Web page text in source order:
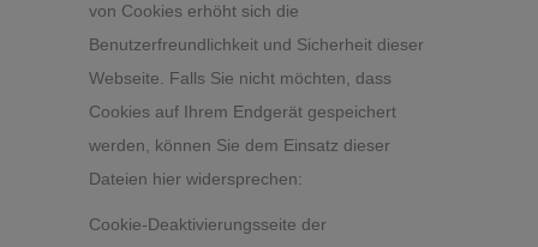
von Cookies erhöht sich die
Benutzerfreundlichkeit und Sicherheit dieser
Webseite. Falls Sie nicht möchten, dass
Cookies auf Ihrem Endgerät gespeichert
werden, können Sie dem Einsatz dieser
Dateien hier widersprechen:
Cookie-Deaktivierungsseite der